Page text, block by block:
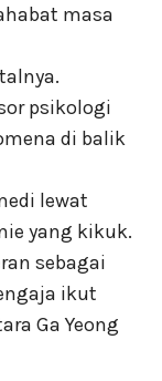
masa
psikologi
di balik
lewat
yang kikuk.
sebagai
ikut
Ga Yeong